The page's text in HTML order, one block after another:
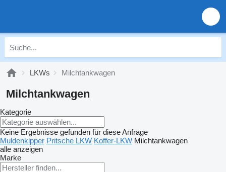
LKWs Milchtankwagen
Milchtankwagen
Kategorie
Keine Ergebnisse gefunden für diese Anfrage
Muldenkipper Pritsche LKW Koffer-LKW Milchtankwagen
alle anzeigen
Marke